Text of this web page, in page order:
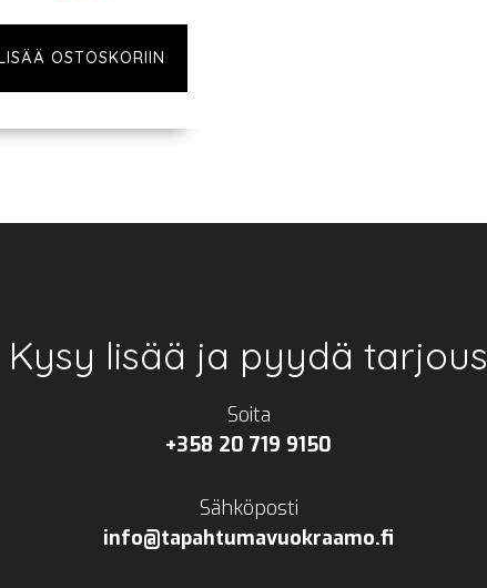
OSTOSKORIIN
Kysy lisää ja pyydä tarjous
Soita
+358 20 719 9150
Sähköposti
info@tapahtumavuokraamo.fi